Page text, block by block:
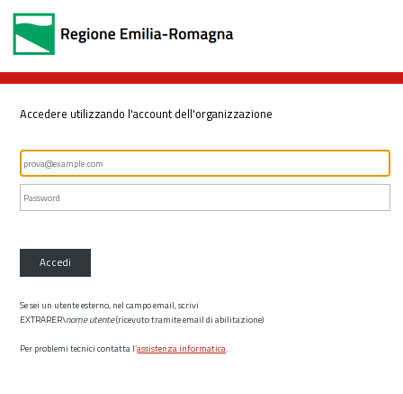
Accedere utilizzando l'account dell'organizzazione
Accedi
Se sei un utente esterno, nel campo email, scrivi
EXTRARER\nome utente(ricevuto tramite email di abilitazione)
Per problemi tecnici contatta l’assistenza informatica.